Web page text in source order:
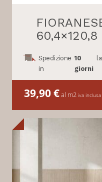
60,4×120,8
Spedizione
in
10
giorni
39,90€al m2 iva inclusa